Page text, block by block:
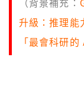
（背景補充：
升級：推理能
「最會科研的